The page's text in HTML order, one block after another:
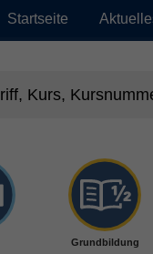
Startseite
Grundbildung